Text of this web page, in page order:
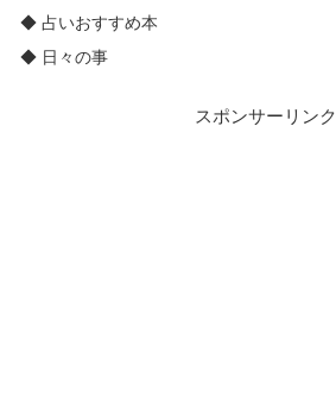
◆ 占いおすすめ本
◆ 日々の事
スポンサーリンク